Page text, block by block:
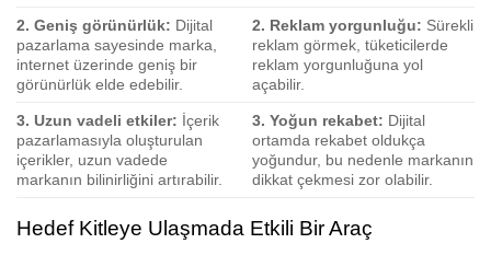
2. Geniş görünürlük: Dijital
pazarlama sayesinde marka,
internet üzerinde geniş bir
görünürlük elde edebilir.
2. Reklam yorgunluğu: Sürekli
reklam görmek, tüketicilerde
reklam yorgunluğuna yol
açabilir.
3. Uzun vadeli etkiler: İçerik
pazarlamasıyla oluşturulan
içerikler, uzun vadede
markanın bilinirliğini artırabilir.
3. Yoğun rekabet: Dijital
ortamda rekabet oldukça
yoğundur, bu nedenle markanın
dikkat çekmesi zor olabilir.
Hedef Kitleye Ulaşmada Etkili Bir Araç